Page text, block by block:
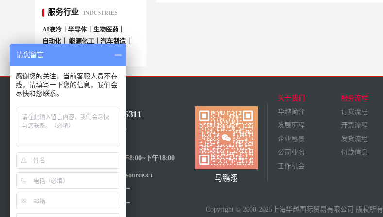
服务行业 INDUSTRIES
AI液冷｜半导体｜生物医药｜
自动化｜ 能源化工｜汽车制造｜
More+
86-021-50686311
15317205601
周一至周五-上午8:00~下午18:00
邮件：sales@eusource.cn 马鹏翔
关于我们
华越简介
发展历程
企业愿景
公司业务
工作机会
服务流程
订货流程
开票流程
发货流程
付款信息
Copyright © 2008-2025上海华越国际贸易有限公司 版权所有
请您留言
感谢您的关注，当前客服人员不在
线，请填写一下您的信息，我们会
尽快和您联系。